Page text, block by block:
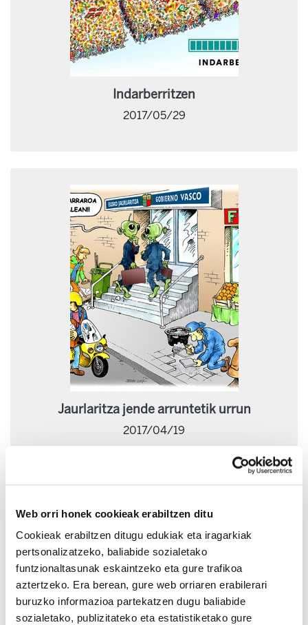
Web orri honek cookieak erabiltzen ditu
Cookieak erabiltzen ditugu edukiak eta iragarkiak
pertsonalizatzeko, baliabide sozialetako
funtzionaltasunak eskaintzeko eta gure trafikoa
aztertzeko. Era berean, gure web orriaren erabilerari
buruzko informazioa partekatzen dugu baliabide
sozialetako, publizitateko eta estatistiketako gure
Indarberritzen
2017/05/29
Jaurlaritza jende arruntetik urrun
2017/04/19